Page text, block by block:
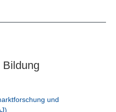
Bildung
und